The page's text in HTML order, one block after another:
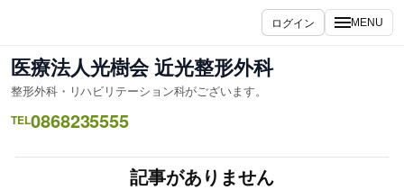
を
ス
キ
ッ
ログイン MENU
医療法人光樹会 近光整形外科
整形外科・リハビリテーション科がございます。
TEL0868235555
記事がありません